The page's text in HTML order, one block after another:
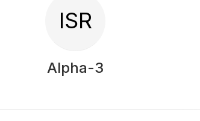
ISR
Alpha-3